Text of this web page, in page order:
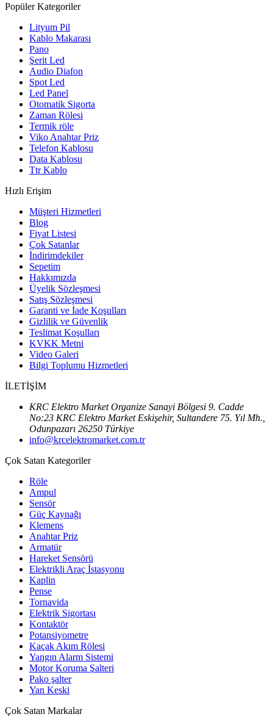
Popüler Kategoriler
Lityum Pil
Kablo Makarası
Pano
Şerit Led
Audio Diafon
Spot Led
Led Panel
Otomatik Sigorta
Zaman Rölesi
Termik röle
Viko Anahtar Priz
Telefon Kablosu
Data Kablosu
Ttr Kablo
Hızlı Erişim
Müşteri Hizmetleri
Blog
Fiyat Listesi
Çok Satanlar
İndirimdekiler
Sepetim
Hakkımızda
Üyelik Sözleşmesi
Satış Sözleşmesi
Garanti ve İade Koşulları
Gizlilik ve Güvenlik
Teslimat Koşulları
KVKK Metni
Video Galeri
Bilgi Toplumu Hizmetleri
İLETİŞİM
KRC Elektro Market Organize Sanayi Bölgesi 9. Cadde
No:23 KRC Elektro Market Eskişehir, Sultandere 75. Yıl Mh.,
Odunpazarı 26250 Türkiye
info@krcelektromarket.com.tr
Çok Satan Kategoriler
Röle
Ampul
Sensör
Güç Kaynağı
Klemens
Anahtar Priz
Armatür
Hareket Sensörü
Elektrikli Araç İstasyonu
Kaplin
Pense
Tornavida
Elektrik Sigortası
Kontaktör
Potansiyometre
Kaçak Akım Rölesi
Yangın Alarm Sistemi
Motor Koruma Şalteri
Pako şalter
Yan Keski
Çok Satan Markalar